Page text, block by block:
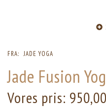
FRA: JADE YOGA
Jade Fusion
Vores pris: 950,00